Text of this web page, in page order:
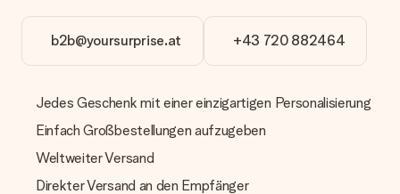
Wie kann ich meine Bestellung bezahlen?
Wir bieten die folgenden Zahlungsoptionen an: Vorauskasse
mit normaler Überweisung, Sofortüberweisung, Paypal,
Kreditkarte oder auf Rechnung über Klarna. Bei einer
Geschenks jedoch um 3 Werktage.
Geschenk empfangen
Was, wenn das Geschenk meine Erwartungen nicht
erfüllt?
b2b@yoursurprise.at +43 720 882464
Jedes Geschenk mit einer einzigartigen Personalisierung
Einfach Großbestellungen aufzugeben
Weltweiter Versand
Direkter Versand an den Empfänger